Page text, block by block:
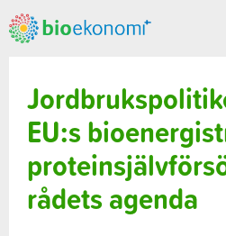
EU:s
rådets agenda